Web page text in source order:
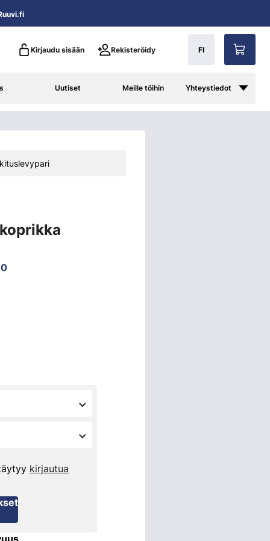
Kirjaudu sisään Rekisteröidy FI
Uutiset Meille töihin Yhteystiedot
kirjautua